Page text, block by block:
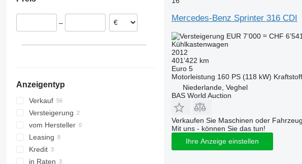
Tschechien
Spanien
–
Anzeigentyp
Verkauf
Versteigerung
vom Hersteller
Leasing
Kredit
in Raten
Mercedes-Benz Sprinter 316 CDI
EUR 7’000 ≈ CHF 6’541
Kühlkastenwagen
2012
401’422 km
Euro 5
Motorleistung 160 PS (118 kW) Kraftstoff
Niederlande, Veghel
BAS World Auction
Verkaufen Sie Maschinen oder
Mit uns - können Sie das tun!
Ihre Anzeige einstellen